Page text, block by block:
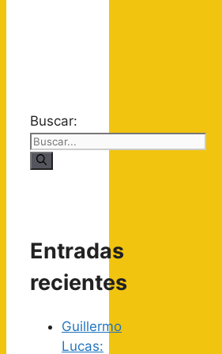
Buscar:
Entradas
recientes
Guillermo
Lucas: